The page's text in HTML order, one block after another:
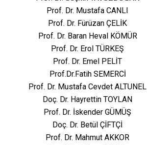
Prof. Dr. Mustafa CANLI
Prof. Dr. Fürüzan ÇELİK
Prof. Dr. Baran Heval KÖMÜR
Prof. Dr. Erol TÜRKEŞ
Prof. Dr. Emel PELİT
Prof.Dr.Fatih SEMERCİ
Prof. Dr. Mustafa Cevdet ALTUNEL
Doç. Dr. Hayrettin TOYLAN
Prof. Dr. İskender GÜMÜŞ
Doç. Dr. Betül ÇİFTÇİ
Prof. Dr. Mahmut AKKOR